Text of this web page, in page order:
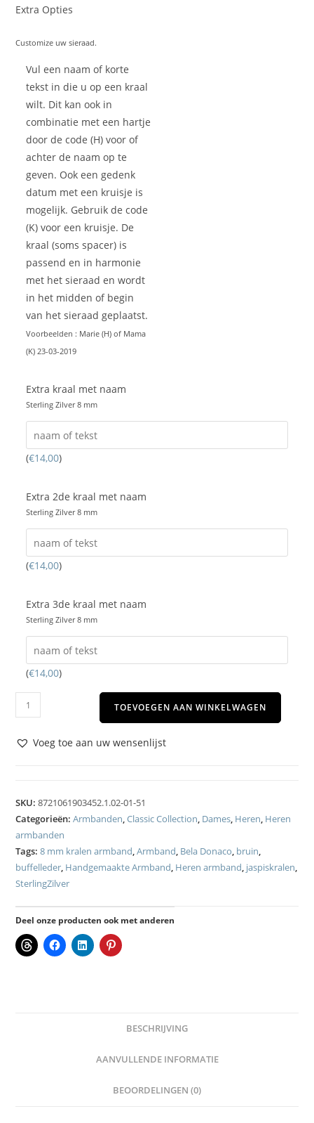
Extra Opties
Customize uw sieraad.
Vul een naam of korte
tekst in die u op een kraal
wilt. Dit kan ook in
combinatie met een hartje
door de code (H) voor of
achter de naam op te
geven. Ook een gedenk
datum met een kruisje is
mogelijk. Gebruik de code
(K) voor een kruisje. De
kraal (soms spacer) is
passend en in harmonie
met het sieraad en wordt
in het midden of begin
van het sieraad geplaatst.
Voorbeelden : Marie (H) of Mama
(K) 23-03-2019
Extra kraal met naam
Sterling Zilver 8 mm
(€14,00)
Extra 2de kraal met naam
Sterling Zilver 8 mm
(€14,00)
Extra 3de kraal met naam
Sterling Zilver 8 mm
(€14,00)
TOEVOEGEN AAN WINKELWAGEN
Voeg toe aan uw wensenlijst
SKU:8721061903452.1.02-01-51
Categorieën:Armbanden,Classic Collection, Dames, Heren, Heren
armbanden
Tags:8 mm kralen armband,Armband, Bela Donaco, bruin,
buffelleder, Handgemaakte Armband, Heren armband, jaspiskralen,
SterlingZilver
Deel onze producten ook met anderen
BESCHRIJVING
AANVULLENDE INFORMATIE
BEOORDELINGEN (0)